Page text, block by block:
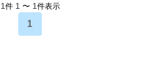
1 件 1 〜 1 件表示
1